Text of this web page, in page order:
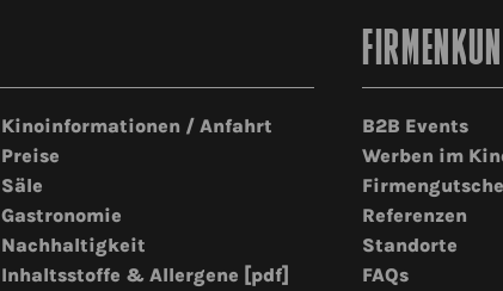
Kinoinformationen / Anfahrt
Preise
Säle
Gastronomie
Nachhaltigkeit
Inhaltsstoffe & Allergene [pdf]
B2B Events
Werben im
Referenzen
Standorte
FAQs